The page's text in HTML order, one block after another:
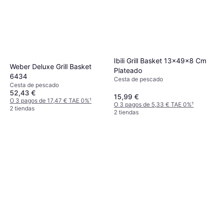
Weber Deluxe Grill Basket
6434
Cesta de pescado
52,43 €
O 3 pagos de 17,47 € TAE 0%¹
2 tiendas
Ibili Grill Basket 13x49x8 Cm
Plateado
Cesta de pescado
15,99 €
O 3 pagos de 5,33 € TAE 0%¹
2 tiendas